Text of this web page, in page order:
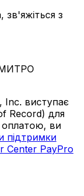
з
Inc. виступає
Record) для
оплатою, ви
підтримки
Center PayPro